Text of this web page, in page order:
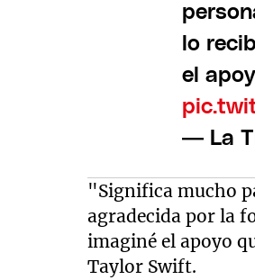
lo
el
— La
"Significa mucho
agradecida por la
imaginé el apoyo
Taylor Swift.